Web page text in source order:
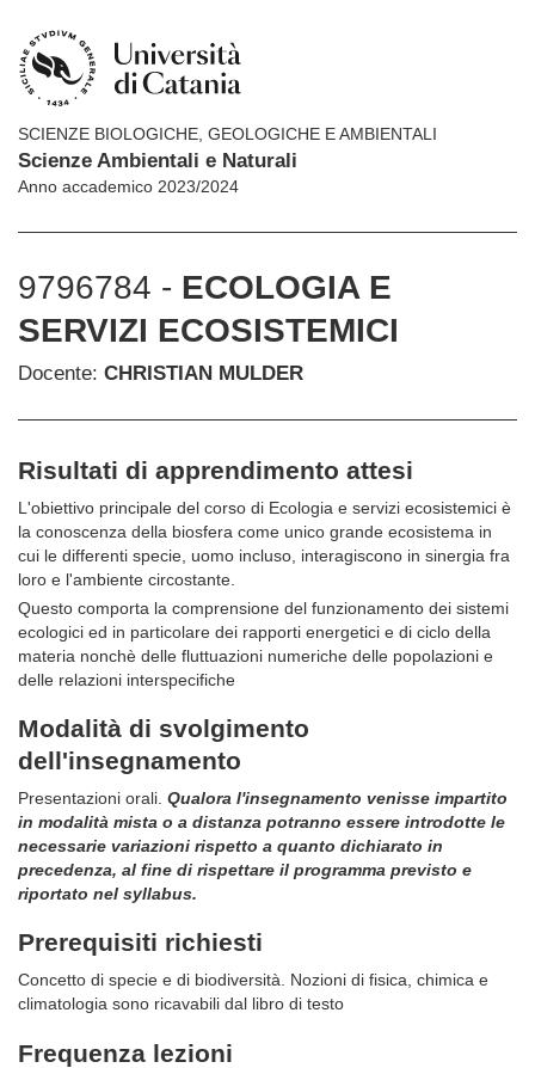
SCIENZE BIOLOGICHE, GEOLOGICHE E AMBIENTALI
Scienze Ambientali e Naturali
Anno accademico 2023/2024
9796784 - ECOLOGIA E
SERVIZI ECOSISTEMICI
Docente: CHRISTIAN MULDER
Risultati di apprendimento attesi
L'obiettivo principale del corso di Ecologia e servizi ecosistemici è
la conoscenza della biosfera come unico grande ecosistema in
cui le differenti specie, uomo incluso, interagiscono in sinergia fra
loro e l'ambiente circostante.
Questo comporta la comprensione del funzionamento dei sistemi
ecologici ed in particolare dei rapporti energetici e di ciclo della
materia nonchè delle fluttuazioni numeriche delle popolazioni e
delle relazioni interspecifiche
Modalità di svolgimento
dell'insegnamento
Presentazioni orali. Qualora l'insegnamento venisse impartito
in modalità mista o a distanza potranno essere introdotte le
necessarie variazioni rispetto a quanto dichiarato in
precedenza, al fine di rispettare il programma previsto e
riportato nel syllabus.
Prerequisiti richiesti
Concetto di specie e di biodiversità. Nozioni di fisica, chimica e
climatologia sono ricavabili dal libro di testo
Frequenza lezioni